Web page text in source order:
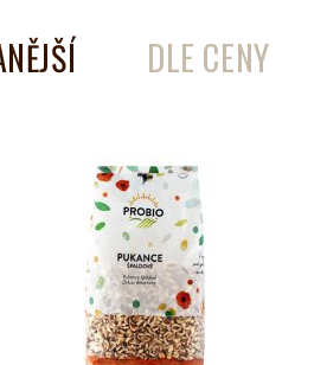
DLE CENY